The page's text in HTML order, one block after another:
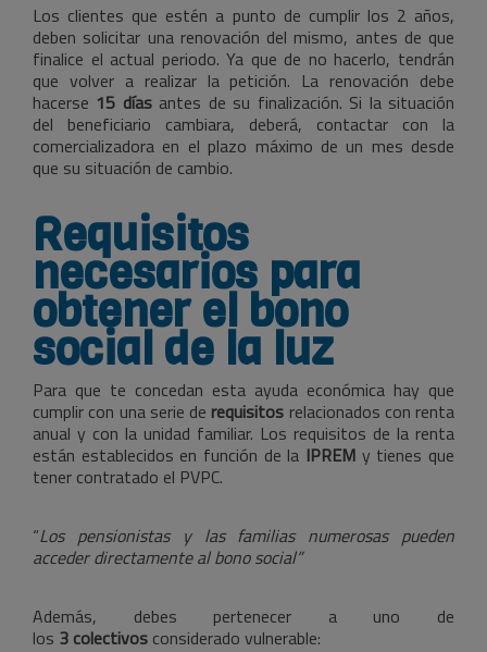
Los clientes que estén a punto de cumplir los 2 años,
deben solicitar una renovación del mismo, antes de que
finalice el actual periodo. Ya que de no hacerlo, tendrán
que volver a realizar la petición. La renovación debe
hacerse 15 díasantes de su finalización. Si la situación
del beneficiario cambiara, deberá, contactar con la
comercializadora en el plazo máximo de un mes desde
que su situación de cambio.
Requisitos
necesarios para
obtener el bono
social de la luz
Para que te concedan esta ayuda económica hay que
cumplir con una serie de requisitos relacionados con renta
anual y con la unidad familiar. Los requisitos de la renta
están establecidos en función de la IPREM y tienes que
tener contratado el PVPC.
“Los pensionistas y las familias numerosas pueden
acceder directamente al bono social”
Además, debes pertenecer a uno de
los 3 colectivos considerado vulnerable: